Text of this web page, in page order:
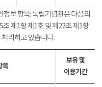
보 항목: 독립기념관은 다음의
제1항 제1호 및 제22조 제1항
리하고 있습니다.
목
보유 및
이용기간